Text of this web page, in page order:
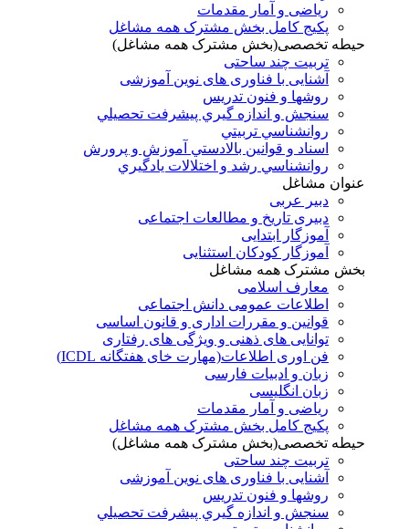
ریاضی و آمار مقدمات
پکیج کامل بخش مشترک همه مشاغل
حیطه تخصصی(بخش مشترک همه مشاغل)
تربیت چند ساحتی
آشنایی با فناوری های نوین آموزشی
روشها و فنون تدريس
سنجش و اندازه گيري پيشرفت تحصيلي
روانشناسي تربيتي
اسناد و قوانين بالادستي آموزش و پرورش
روانشناسي رشد و اختلالات يادگيري
عنوان مشاغل
دبير عربی
دبیری تاریخ و مطالعات اجتماعی
آموزگار ابتدایی
آموزگار کودکان استثنایی
بخش مشترک همه مشاغل
معارف اسلامی
اطلاعات عمومی دانش اجتماعی
قوانین و مقررات اداری و قانون اساسی
توانایی های ذهنی و ویژگی های رفتاری
فن اوری اطلاعات(مهارت خای هفتگانه ICDL)
زبان و ادبیات فارسی
زبان انگلیسی
ریاضی و آمار مقدمات
پکیج کامل بخش مشترک همه مشاغل
حیطه تخصصی(بخش مشترک همه مشاغل)
تربیت چند ساحتی
آشنایی با فناوری های نوین آموزشی
روشها و فنون تدريس
سنجش و اندازه گيري پيشرفت تحصيلي